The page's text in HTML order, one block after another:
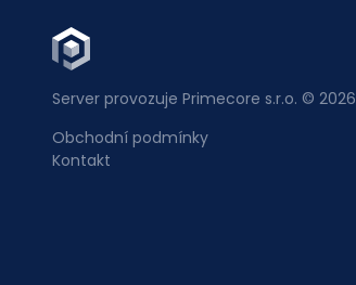
Server provozuje Primecore s.r.o. © 2026
Obchodní podmínky
Kontakt